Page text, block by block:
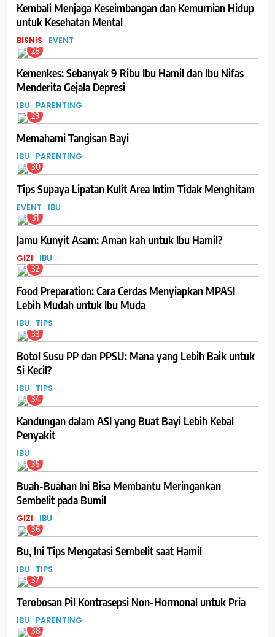
Kembali Menjaga Keseimbangan dan Kemurnian Hidup
untuk Kesehatan Mental
BISNIS EVENT
28
Kemenkes: Sebanyak 9 Ribu Ibu Hamil dan Ibu Nifas
Menderita Gejala Depresi
IBU PARENTING
29
Memahami Tangisan Bayi
IBU PARENTING
30
Tips Supaya Lipatan Kulit Area Intim Tidak Menghitam
EVENT IBU
31
Jamu Kunyit Asam: Aman kah untuk Ibu Hamil?
GIZI IBU
32
Food Preparation: Cara Cerdas Menyiapkan MPASI
Lebih Mudah untuk Ibu Muda
IBU TIPS
33
Botol Susu PP dan PPSU: Mana yang Lebih Baik untuk
Si Kecil?
IBU TIPS
34
Kandungan dalam ASI yang Buat Bayi Lebih Kebal
Penyakit
IBU
35
Buah-Buahan Ini Bisa Membantu Meringankan
Sembelit pada Bumil
GIZI IBU
36
Bu, Ini Tips Mengatasi Sembelit saat Hamil
IBU TIPS
37
Terobosan Pil Kontrasepsi Non-Hormonal untuk Pria
IBU PARENTING
38